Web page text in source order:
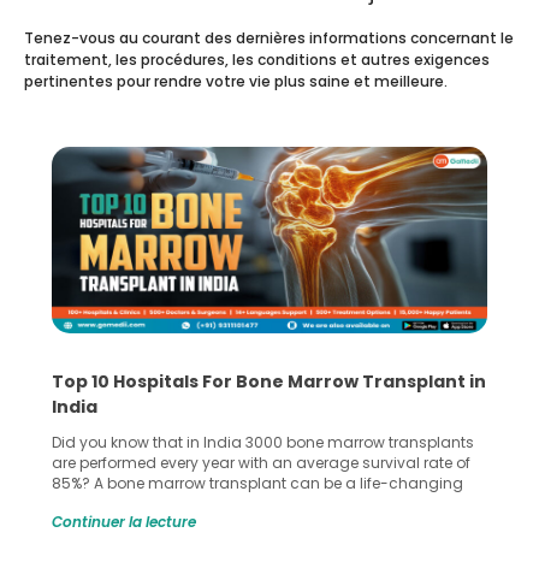
Tenez-vous au courant des dernières informations concernant le
traitement, les procédures, les conditions et autres exigences
pertinentes pour rendre votre vie plus saine et meilleure.
Recognizing Critical Symptoms of a Frontal
Lobe Brain Tumor Could Save Your Life
Did you know that the frontal lobe of your brain is the most
common site for tumor occurrence? The frontal lobe is a
key part of your brain and is responsible for various
harm to it can lead to serious complications. However, with
Continuer la lecture